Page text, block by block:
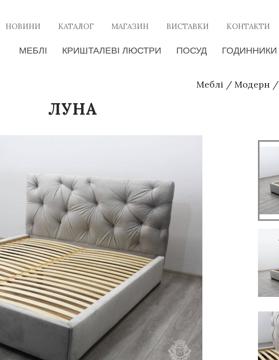
НОВИНИ КАТАЛОГ МАГАЗИН ВИСТАВКИ КОНТАКТИ
МЕБЛІ КРИШТАЛЕВІ ЛЮСТРИ ПОСУД ГОДИННИКИ
Меблі / Модерн /
ЛУНА